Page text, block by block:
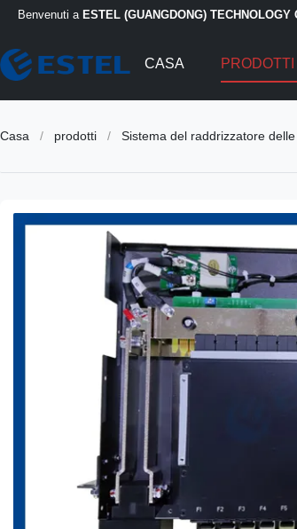
Benvenuti a ESTEL (GUANGDONG) TECHNOLOGY
CASA PRODOTTI
Casa / prodotti / Sistema del raddrizzatore